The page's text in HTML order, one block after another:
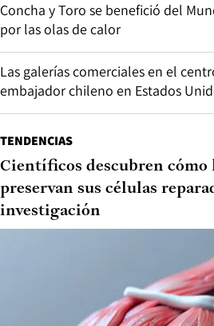
Concha y Toro se benefició del
por las olas de calor
Las galerías comerciales en el
embajador chileno en Estados
TENDENCIAS
Científicos descubren cómo
preservan sus células
investigación